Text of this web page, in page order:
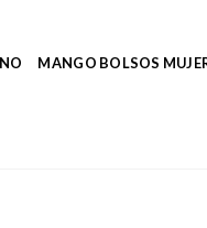
MANGO BOLSOS